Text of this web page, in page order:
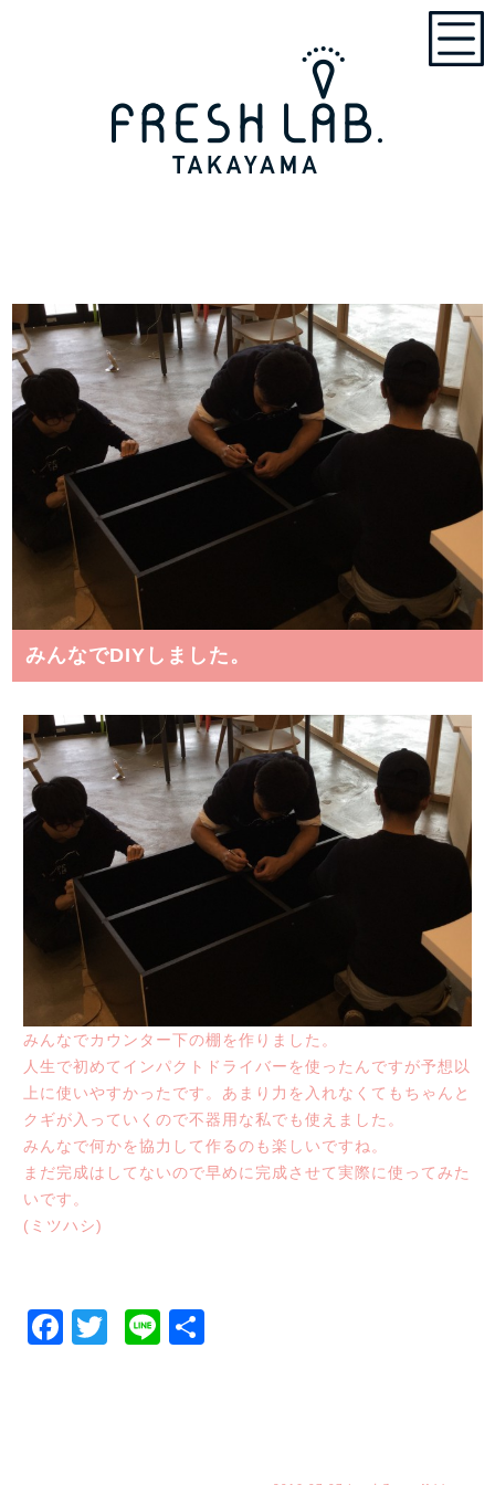
みんなでDIYしました。
みんなでカウンター下の棚を作りました。
人生で初めてインパクトドライバーを使ったんですが予想以
上に使いやすかったです。あまり力を入れなくてもちゃんと
クギが入っていくので不器用な私でも使えました。
みんなで何かを協力して作るのも楽しいですね。
まだ完成はしてないので早めに完成させて実際に使ってみた
いです。
(ミツハシ)
Facebook
Twitter
Line